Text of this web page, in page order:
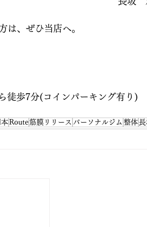
は、ぜひ当店へ。
徒歩7分(コインパーキング有り)
本 Route筋膜リリース パーソナルジム 整体長